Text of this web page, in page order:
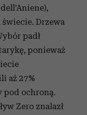
Drzewa
padł
ponieważ
aż 27%
ochroną.
Zero znalazł